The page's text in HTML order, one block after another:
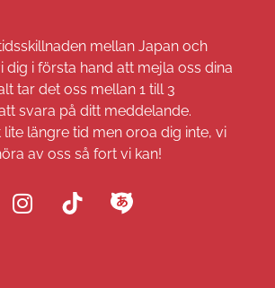
mellan Japan och
dig i första hand att mejla oss dina
tar det oss mellan 1 till 3
svara på ditt meddelande.
lite längre tid men oroa dig inte, vi
av oss så fort vi kan!